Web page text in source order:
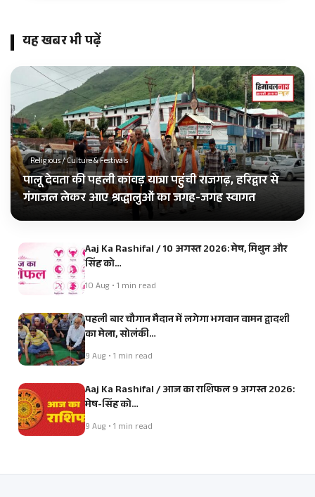
यह खबर भी पढ़ें
Religious / Culture & Festivals
पालू देवता की पहली कांवड़ यात्रा पहुंची राजगढ़, हरिद्वार से
गंगाजल लेकर आए श्रद्धालुओं का जगह-जगह स्वागत
Aaj Ka Rashifal / 10 अगस्त 2026: मेष, मिथुन और
सिंह को…
10 Aug • 1 min read
पहली बार चौगान मैदान में लगेगा भगवान वामन द्वादशी
का मेला, सोलंकी…
9 Aug • 1 min read
Aaj Ka Rashifal / आज का राशिफल 9 अगस्त 2026:
मेष-सिंह को…
9 Aug • 1 min read